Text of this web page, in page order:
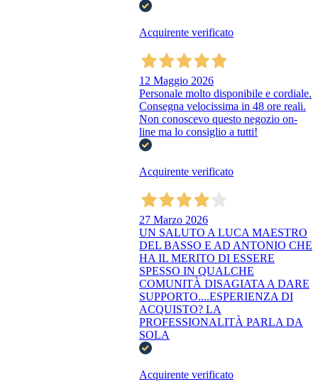
Acquirente verificato
12 Maggio 2026
Personale molto disponibile e cordiale.
Consegna velocissima in 48 ore reali.
Non conoscevo questo negozio on-
line ma lo consiglio a tutti!
Acquirente verificato
27 Marzo 2026
UN SALUTO A LUCA MAESTRO
DEL BASSO E AD ANTONIO CHE
HA IL MERITO DI ESSERE
SPESSO IN QUALCHE
COMUNITÀ DISAGIATA A DARE
SUPPORTO....ESPERIENZA DI
ACQUISTO? LA
PROFESSIONALITÀ PARLA DA
SOLA
Acquirente verificato